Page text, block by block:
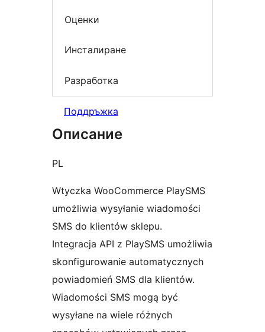
Оценки
Инсталиране
Разработка
Поддръжка
Описание
PL
Wtyczka WooCommerce PlaySMS
umożliwia wysyłanie wiadomości
SMS do klientów sklepu.
Integracja API z PlaySMS umożliwia
skonfigurowanie automatycznych
powiadomień SMS dla klientów.
Wiadomości SMS mogą być
wysyłane na wiele różnych